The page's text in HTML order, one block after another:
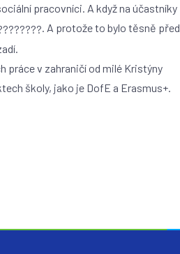
pracovníci. A když na účastníky
. A protože to bylo těsně před
v zahraničí od milé Kristýny
školy, jako je DofE a Erasmus+.